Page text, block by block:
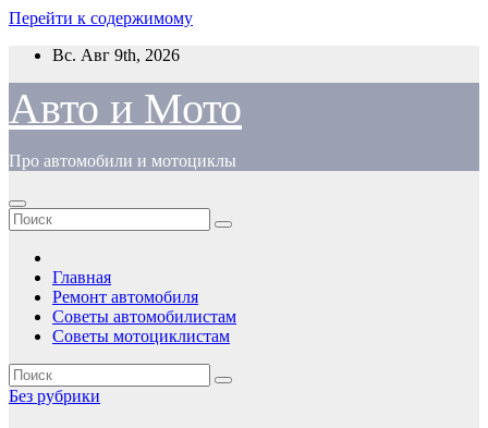
Перейти к содержимому
Вс. Авг 9th, 2026
Авто и Мото
Про автомобили и мотоциклы
Главная
Ремонт автомобиля
Советы автомобилистам
Советы мотоциклистам
Без рубрики